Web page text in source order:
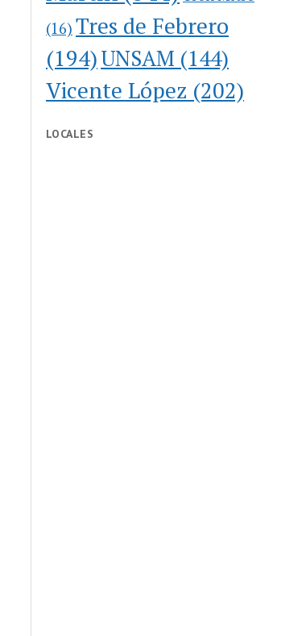
(16) Tres de Febrero
(194)UNSAM (144)
Vicente López (202)
LOCALES